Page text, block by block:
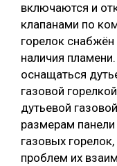
включаются и
клапанами по
горелок
наличия
оснащаться
газовой
дутьевой
размерам
газовых
проблем их